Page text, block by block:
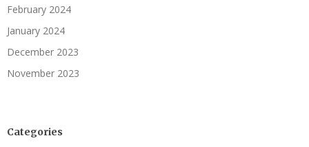
February 2024
January 2024
December 2023
November 2023
Categories